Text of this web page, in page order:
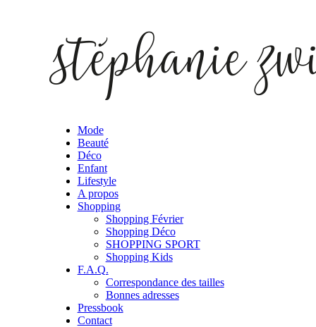
Mode
Beauté
Déco
Enfant
Lifestyle
A propos
Shopping
Shopping Février
Shopping Déco
SHOPPING SPORT
Shopping Kids
F.A.Q.
Correspondance des tailles
Bonnes adresses
Pressbook
Contact